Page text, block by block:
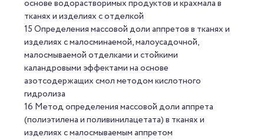
основе водорастворимых продуктов и крахмала в
тканях и изделиях с отделкой
15 Определения массовой доли аппретов в тканях и
изделиях с малосминаемой, малоусадочной,
малосмываемой отделками и стойкими
каландровыми эффектами на основе
азотсодержащих смол методом кислотного
гидролиза
16 Метод определения массовой доли аппрета
(полиэтилена и поливинилацетата) в тканях и
изделиях с малосмываемым аппретом